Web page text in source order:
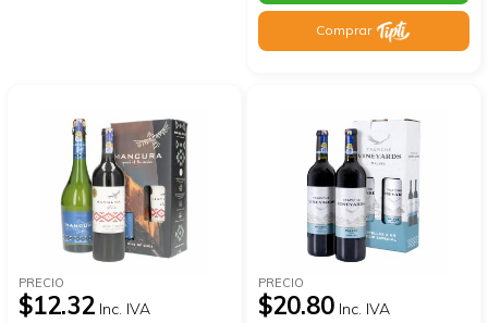
Comprar
PRECIO
$12.32 Inc. IVA
PRECIO
$20.80 Inc. IVA